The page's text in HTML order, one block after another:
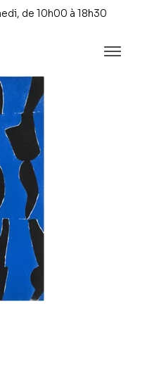
de 10h00 à 18h30